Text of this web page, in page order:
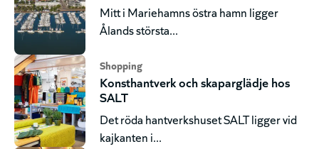
Mitt i Mariehamns östra hamn ligger
Ålands största...
Shopping
Konsthantverk och skaparglädje hos
SALT
Det röda hantverkshuset SALT ligger vid
kajkanten i...